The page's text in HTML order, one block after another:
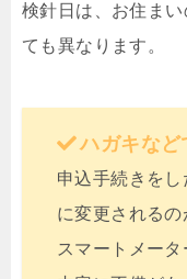
検針日は、お住ま
ても異なります。
ハガキなど
申込手続きを
に変更されるの
スマートメー